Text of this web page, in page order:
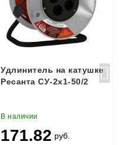
Удлинитель на катушке
Ресанта СУ-2х1-50/2
В наличии
171.82 руб.